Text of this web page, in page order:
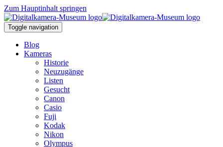
Zum Hauptinhalt springen
Toggle navigation
Blog
Kameras
Historie
Neuzugänge
Listen
Gesucht
Canon
Casio
Fuji
Kodak
Nikon
Olympus